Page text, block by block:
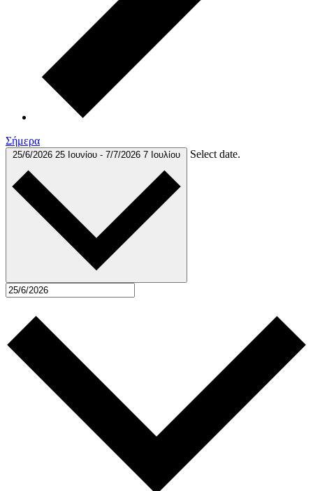
Σήμερα
25/6/2026 25 Ιουνίου - 7/7/2026 7 Ιουλίου Select date.